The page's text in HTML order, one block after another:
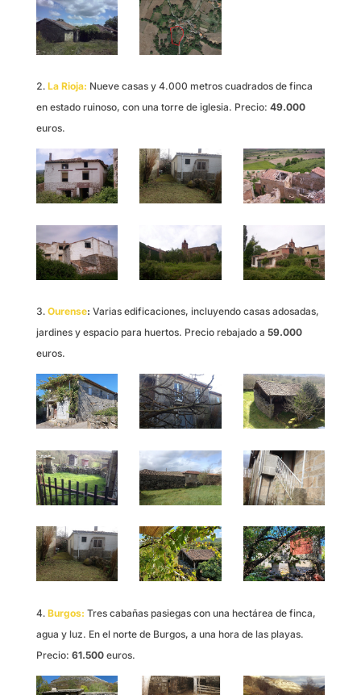
La Rioja: Nueve casas y 4.000 metros cuadrados de finca
en estado ruinoso, con una torre de iglesia. Precio: 49.000
euros.
Ourense: Varias edificaciones, incluyendo casas adosadas,
jardines y espacio para huertos. Precio rebajado a 59.000
euros.
Burgos: Tres cabañas pasiegas con una hectárea de finca,
agua y luz. En el norte de Burgos, a una hora de las playas.
Precio: 61.500euros.